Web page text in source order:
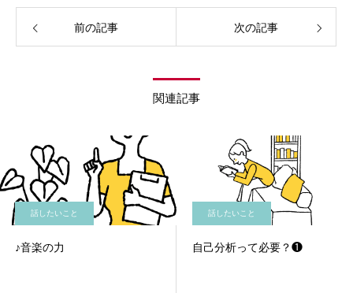
前の記事 次の記事
関連記事
話したいこと
♪音楽の力
話したいこと
自己分析って必要？❶